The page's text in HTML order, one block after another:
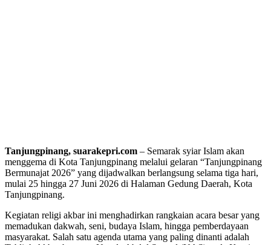
Tanjungpinang, suarakepri.com – Semarak syiar Islam akan
menggema di Kota Tanjungpinang melalui gelaran “Tanjungpinang
Bermunajat 2026” yang dijadwalkan berlangsung selama tiga hari,
mulai 25 hingga 27 Juni 2026 di Halaman Gedung Daerah, Kota
Tanjungpinang.
Kegiatan religi akbar ini menghadirkan rangkaian acara besar yang
memadukan dakwah, seni, budaya Islam, hingga pemberdayaan
masyarakat. Salah satu agenda utama yang paling dinanti adalah